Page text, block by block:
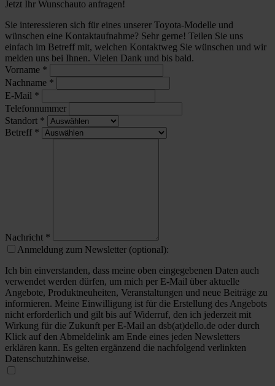
Jetzt Ihr Wunschauto anfragen!
Sie interessieren sich für eines unserer Toyota-Modelle und
wünschen eine Kontaktaufnahme? Sehr gerne! Teilen Sie uns
einfach im Betreff mit, welchen Kontaktweg Sie wünschen und wir
melden uns bei Ihnen. Vielen Dank und bis bald.
Vorname *
Nachname *
E-Mail *
Telefonnummer
Standort *
Betreff *
Nachricht *
Anmeldung zum Newsletter (optional):
Ich bin einverstanden, dass meine oben eingegebenen Daten auch
verwendet werden dürfen, um mich per E-Mail über aktuelle
Angebote, Produktneuheiten, Veranstaltungen und neue Beiträge zu
informieren. Meine Einwilligung ist für die Erstellung des Angebots
nicht erforderlich und gilt bis auf Widerruf, den ich jederzeit mit
Wirkung für die Zukunft per E-Mail an dsb(at)dello.de oder durch
Klick auf den Abmeldelink am Ende eines jeden Newsletters
erklären kann. Es gelten ergänzend die nachfolgend verlinkten
Datenschutzhinweise.